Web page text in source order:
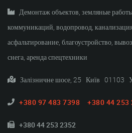
Демонтаж объектов, земляные
коммуникаций, водопровод,
асфальтирование, благоустройство,
снега, аренда спецтехники
Залізничне шосе, 25 Київ 01103
+380 97 483 7398 +380 44 253
+380 44 253 2352